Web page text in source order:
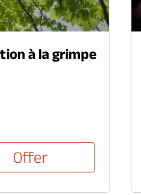
à la grimpe
Offer